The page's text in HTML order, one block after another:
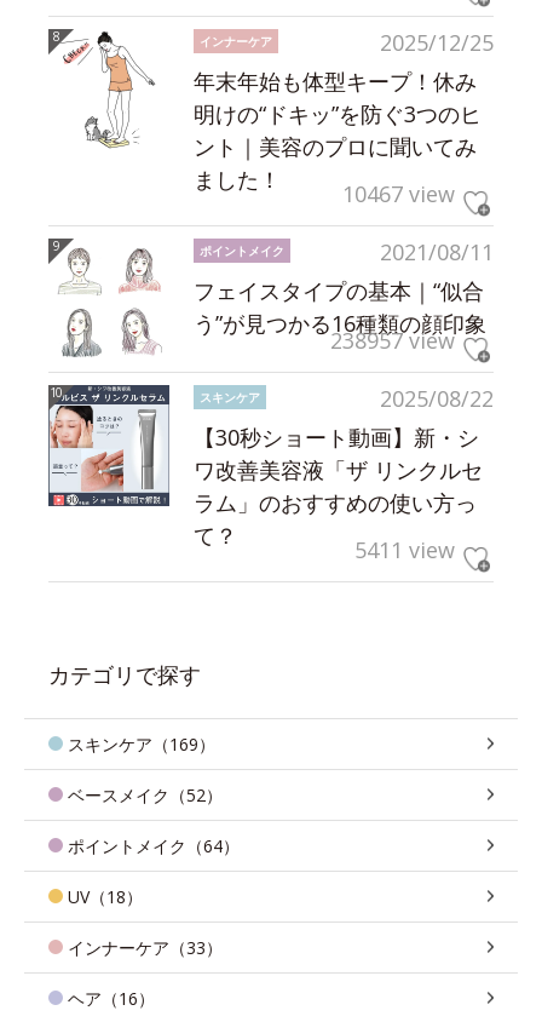
2025/12/25
インナーケア
年末年始も体型キープ！休み
明けの“ドキッ”を防ぐ3つのヒ
ント｜美容のプロに聞いてみ
ました！
10467 view
2021/08/11
ポイントメイク
フェイスタイプの基本｜“似合
う”が見つかる16種類の顔印象
238957 view
2025/08/22
スキンケア
【30秒ショート動画】新・シ
ワ改善美容液「ザ リンクルセ
ラム」のおすすめの使い方っ
て？
5411 view
カテゴリで探す
スキンケア（169）
ベースメイク（52）
ポイントメイク（64）
UV（18）
インナーケア（33）
ヘア（16）